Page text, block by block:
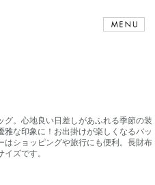
。心地良い日差しがあふれる季節の装
な印象に！お出掛けが楽しくなるバッ
はショッピングや旅行にも便利。長財布
ズです。